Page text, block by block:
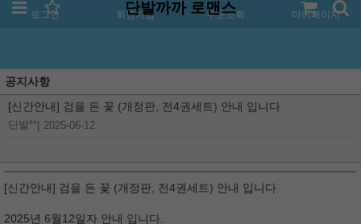
로그인 회원가입 주문조회 마이페이지
단발까까 로맨스
공지사항
[신간안내] 검을 든 꽃 (개정판, 전4권세트) 안내 입니다
단발** 2025-06-12
[신간안내] 검을 든 꽃 (개정판, 전4권세트) 안내 입니다
2025년 6월12일자 안내 입니다.